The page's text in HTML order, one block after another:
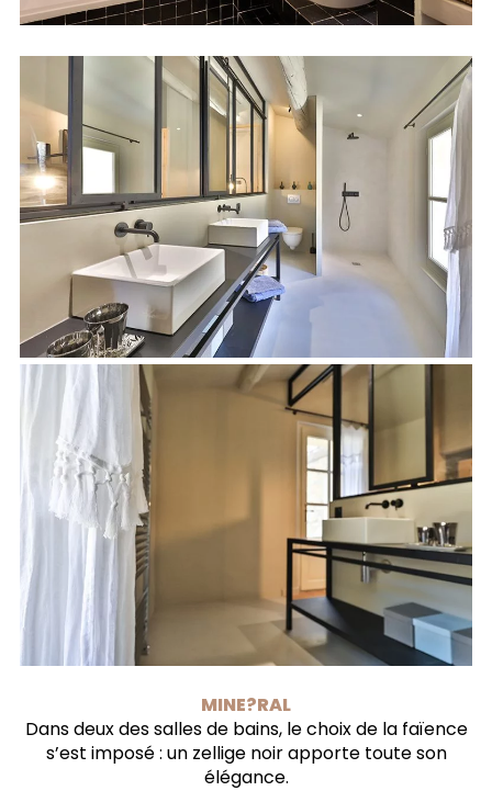
MINE?RAL
Dans deux des salles de bains, le choix de la faïence
s’est imposé : un zellige noir apporte toute son
élégance.